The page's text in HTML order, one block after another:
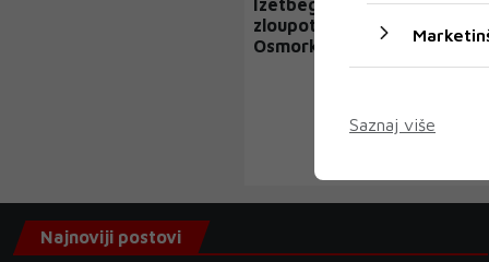
Izetbegović i Komšić
zloupotrebljavaju NATO da
Osmorku s Dodikom i
Saznaj više
Najnoviji postovi